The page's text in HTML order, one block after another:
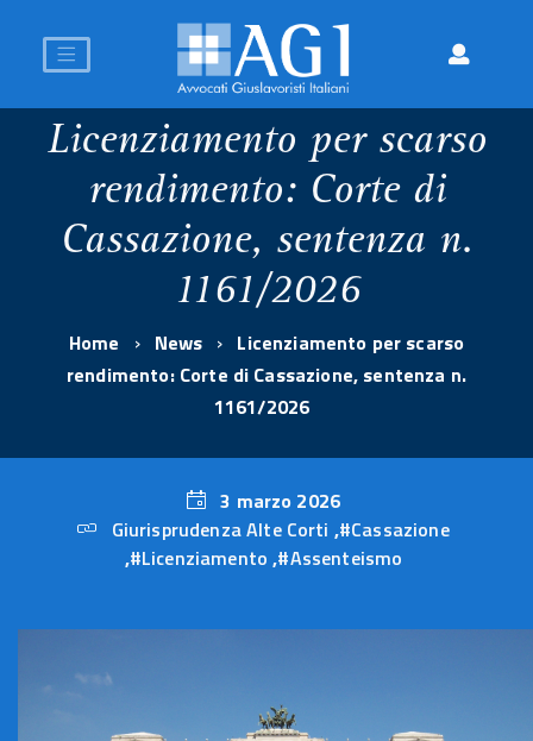
Licenziamento per scarso
rendimento: Corte di
Cassazione, sentenza n.
1161/2026
Home News
Licenziamento per scarso
rendimento: Corte di Cassazione, sentenza n.
1161/2026
3 marzo 2026
3
marzo
Giurisprudenza Alte Corti ,#Cassazione
,#Licenziamento ,#Assenteismo